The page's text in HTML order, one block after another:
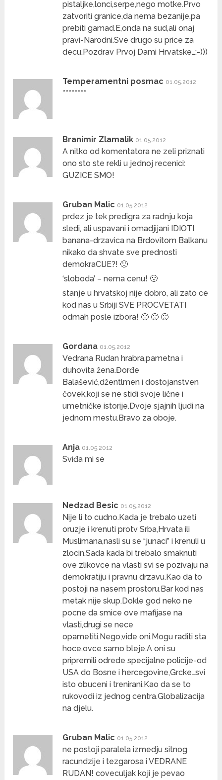
pistaljke,lonci,serpe,nego motke.Prvo
zatvoriti granice,da nema bezanije,pa
prebiti gamad.E,onda na sud,ali onaj
pravi-Narodni.Sve drugo su price za
decu.Pozdrav Prvoj Dami Hrvatske…:-)))
Temperamentni posmac 01.05.2012
********
Branimir Zlamalik 01.05.2012
A nitko od komentatora ne zeli priznati
ono sto ste rekli u jednoj recenici:
GUZICE SMO!
Gruban Malic 01.05.2012
prdez je tek predigra za radnju koja
sledi, ali uspavani i omadjijani IDIOTI
banana-drzavica na Brdovitom Balkanu
nikako da shvate sve prednosti
demokraCIJE?! 🙂
‘sloboda’ – nema cenu! 🙁
stanje u hrvatskoj nije dobro, ali zato ce
kod nas u Srbiji SVE PROCVETATI
odmah posle izbora! 🙁 🙁 🙁
Gordana 01.05.2012
Vedrana Rudan hrabra,pametna i
duhovita žena.Đorđe
Balašević,džentlmen i dostojanstven
čovek,koji se ne stidi svoje lične i
umetničke istorije.Dvoje sjajnih ljudi na
jednom mestu.Bravo za oboje.
Anja 01.05.2012
Sviđa mi se
Nedzad Besic 01.05.2012
Nije li to cudno.Kada je trebalo uzeti
oruzje i krenuti protv Srba,Hrvata ili
Muslimana,nasli su se “junaci” i krenuli u
zlocin.Sada kada bi trebalo smaknuti
ove zlikovce na vlasti svi se pozivaju na
demokratiju i pravnu drzavu.Kao da to
postoji na nasem prostoru.Bar kod nas
metak nije skup.Dokle god neko ne
pocne da smice ove mafijase na
vlasti,drugi se nece
opametiti.Nego,vide oni.Mogu raditi sta
hoce,ovce samo bleje.A oni su
pripremili odrede specijalne policije-od
USA do Bosne i hercegovine,Grcke…svi
isto obuceni i trenirani.Kao da se to
rukovodi iz jednog centra.Globalizacija
na djelu.
Gruban Malic 01.05.2012
ne postoji paralela izmedju sitnog
racundzije i tezgarosa i VEDRANE
RUDAN! coveculjak koji je pevao